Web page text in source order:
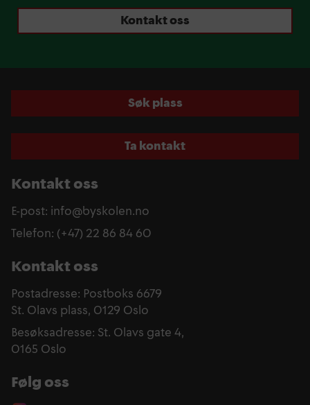
Kontakt oss
Søk plass
Ta kontakt
Kontakt oss
E-post: info@byskolen.no
Telefon: (+47) 22 86 84 60
Kontakt oss
Postadresse: Postboks 6679
St. Olavs plass, 0129 Oslo
Besøksadresse: St. Olavs gate 4,
0165 Oslo
Følg oss